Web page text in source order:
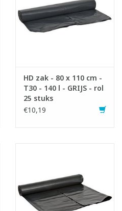
HD zak - 80 x 110 cm -
T30 - 140 l - GRIJS - rol
25 stuks
€10,19